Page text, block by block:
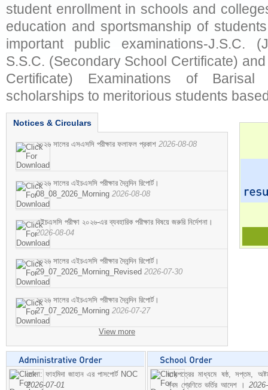
student enrollment in schools and
education and sportsmanship of
important public examinations-J.S.C.
S.S.C. (Secondary School Certificate)
Certificate) Examinations of
scholarships to meritorious students
Notices & Circulars
২০২৬ সালের এসএসসি পরীক্ষার ফলাফল প্রকাশ 2026-08-08
২০২৬ সালের এইচএসসি পরীক্ষার দৈনন্দিন রিপোর্ট।
08_08_2026_Morning 2026-08-08
এইচএসসি পরীক্ষা ২০২৬-এর ব্যবহারিক পরীক্ষার বিষয়ে জরুরি নির্দেশনা।
2026-08-04
২০২৬ সালের এইচএসসি পরীক্ষার দৈনন্দিন রিপোর্ট।
29_07_2026_Morning_Revised 2026-07-30
২০২৬ সালের এইচএসসি পরীক্ষার দৈনন্দিন রিপোর্ট।
27_07_2026_Morning 2026-07-27
View more
মোসা: ফাহমিদা জাহান এর পাসপোর্ট NOC
2026-07-01
ছাড়পত্রের মাধ্যমে ষষ্ঠ, সপ্তম,
নবম শ্রেণিতে ভর্তির আদেশ ।